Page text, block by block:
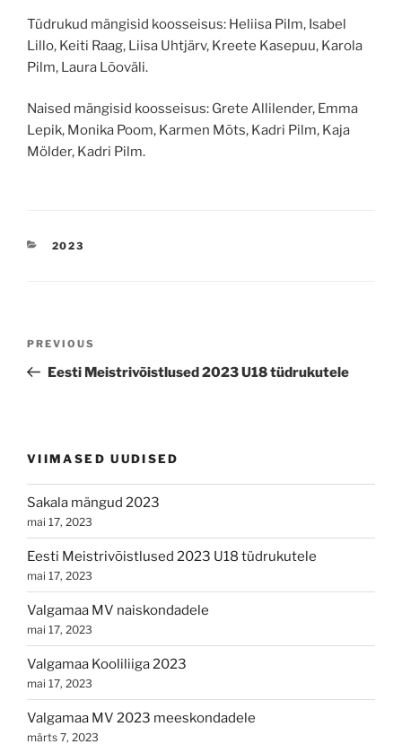
Tüdrukud mängisid koosseisus: Heliisa Pilm, Isabel
Lillo, Keiti Raag, Liisa Uhtjärv, Kreete Kasepuu, Karola
Pilm, Laura Lõoväli.
Naised mängisid koosseisus: Grete Allilender, Emma
Lepik, Monika Poom, Karmen Mõts, Kadri Pilm, Kaja
Mölder, Kadri Pilm.
CATEGORIES
2023
Navigeerimine
Previous
Post
PREVIOUS
Eesti Meistrivõistlused 2023 U18 tüdrukutele
VIIMASED UUDISED
Sakala mängud 2023
mai 17, 2023
Eesti Meistrivõistlused 2023 U18 tüdrukutele
mai 17, 2023
Valgamaa MV naiskondadele
mai 17, 2023
Valgamaa Kooliliiga 2023
mai 17, 2023
Valgamaa MV 2023 meeskondadele
märts 7, 2023